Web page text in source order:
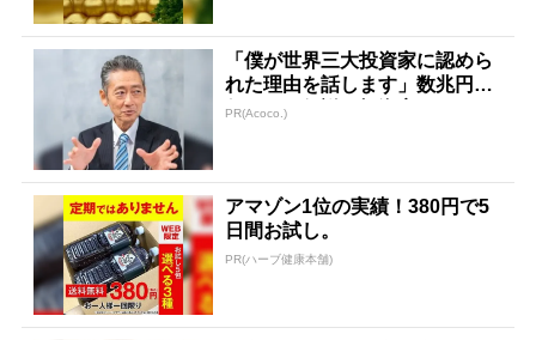
「僕が世界三大投資家に認めら
れた理由を話します」数兆円を
任された伝説の投資家
PR(Acoco.)
アマゾン1位の実績！380円で5
日間お試し。
PR(ハーブ健康本舗)